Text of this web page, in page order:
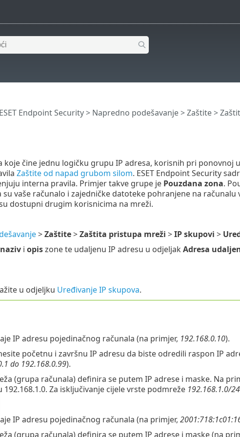
ESET Endpoint Security> Napredno podešavanje>Zaštite>
koje čine jednu logičku grupu IP adresa, korisnih pri ponovnoj
Zaštite od napad grubom silom. ESET Endpoint Security
interna pravila. Primjer takve grupe je Pouzdana zona.
vaše računalo i zajedničke datoteke pohranjene na
dostupni drugim korisnicima na mreži.
>Zaštite>Zaštita pristupa mreži >IP skupovi >
nazivi opiszone te udaljenu IP adresu u odjeljak Adresa
u odjeljku Uređivanje IP skupova.
IP adresu pojedinačnog računala (na primjer, 192.168.0.10).
početnu i završnu IP adresu da biste odredili raspon IP
do 192.168.0.99).
(grupa računala) definira se putem IP adrese i maske. Na
Za isključivanje cijele vrste podmreže 192.168.1.0/24
IP adresu pojedinačnog računala (na primjer,
(grupa računala) definira se putem IP adrese i maske (na